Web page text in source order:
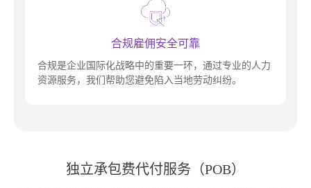
合规雇佣安全可靠
合规是企业国际化战略中的重要一环，通过专业的人力
资源服务，我们帮助您避免陷入当地劳动纠纷。
独立承包费代付服务（POB）